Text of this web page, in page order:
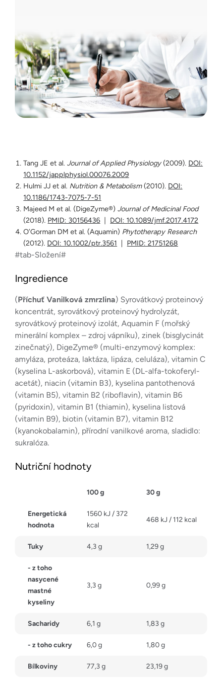
Tang JE et al.Journal of Applied Physiology(2009). DOI:
10.1152/japplphysiol.00076.2009
Hulmi JJ et al. Nutrition & Metabolism(2010). DOI:
10.1186/1743-7075-7-51
Majeed M et al. (DigeZyme®)Journal of Medicinal Food
(2018). PMID: 30156436
DOI: 10.1089/jmf.2017.4172
O’Gorman DM et al. (Aquamin) Phytotherapy Research
(2012). DOI: 10.1002/ptr.3561 PMID: 21751268
#tab-Složení#
Ingredience
(Příchuť Vanilková zmrzlina) Syrovátkový proteinový
koncentrát, syrovátkový proteinový hydrolyzát,
syrovátkový proteinový izolát, Aquamin F (mořský
minerální komplex – zdroj vápníku), zinek (bisglycinát
zinečnatý), DigeZyme® (multi-enzymový komplex:
amyláza, proteáza, laktáza, lipáza, celuláza), vitamin C
(kyselina L-askorbová), vitamin E (DL-alfa-tokoferyl-
acetát), niacin (vitamin B3), kyselina pantothenová
(vitamin B5), vitamin B2 (riboflavin), vitamin B6
(pyridoxin), vitamin B1 (thiamin), kyselina listová
(vitamin B9), biotin (vitamin B7), vitamin B12
(kyanokobalamin), přírodní vanilkové aroma, sladidlo:
sukralóza.
Nutriční hodnoty
100 g 30 g
Energetická
hodnota
1560 kJ / 372
kcal
468 kJ / 112 kcal
Tuky 4,3 g 1,29 g
- z toho
nasycené
mastné
kyseliny
3,3 g 0,99 g
Sacharidy 6,1 g 1,83 g
- z toho cukry 6,0 g 1,80 g
Bílkoviny 77,3 g 23,19 g